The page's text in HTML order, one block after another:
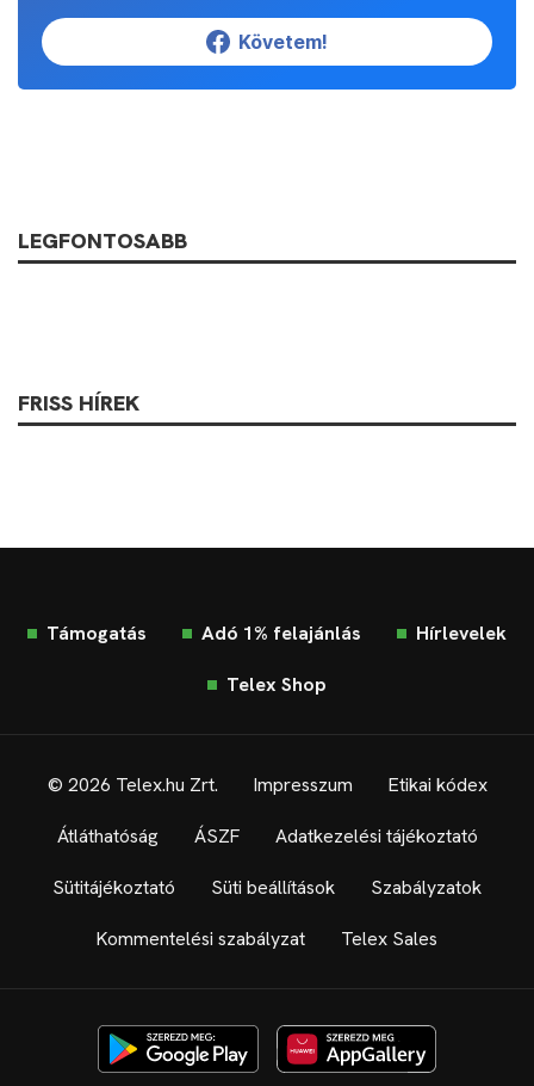
Követem!
LEGFONTOSABB
FRISS HÍREK
Támogatás Adó 1% felajánlás Hírlevelek
Telex Shop
© 2026 Telex.hu Zrt. Impresszum Etikai kódex
Átláthatóság ÁSZF Adatkezelési tájékoztató
Sütitájékoztató Süti beállítások Szabályzatok
Kommentelési szabályzat Telex Sales